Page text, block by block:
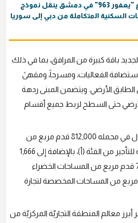
مشروع "يعفور 963" في دمشق ينقل نموذج
السكنية المتكاملة من دبي إلى سوريا
باقة كبيرة من المرافق، بما في ذلك
الفعاليات، ومسرحاً، ومقهىً
الأرضي. ويتضمن المبنى ردهة
حتى السطح لربط جميع أقسام
وسوف يضم التجمّع الأول في مجمله 812,000 قدم مربع من
المساحات الفاخرة القابلة للتأجير من الفئة (أ)، بالإضافة إلى 1,666
موقف سيارات، و76,000 قدم مربع من المساحات الخضراء
و26,500 قدم مربع من المساحات المخصصة لتجارة
معالم المنطقة التجاريّة المركزيّة من